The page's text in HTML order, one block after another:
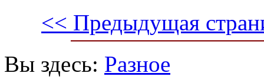
<< Предыдущая
Вы здесь: Разное